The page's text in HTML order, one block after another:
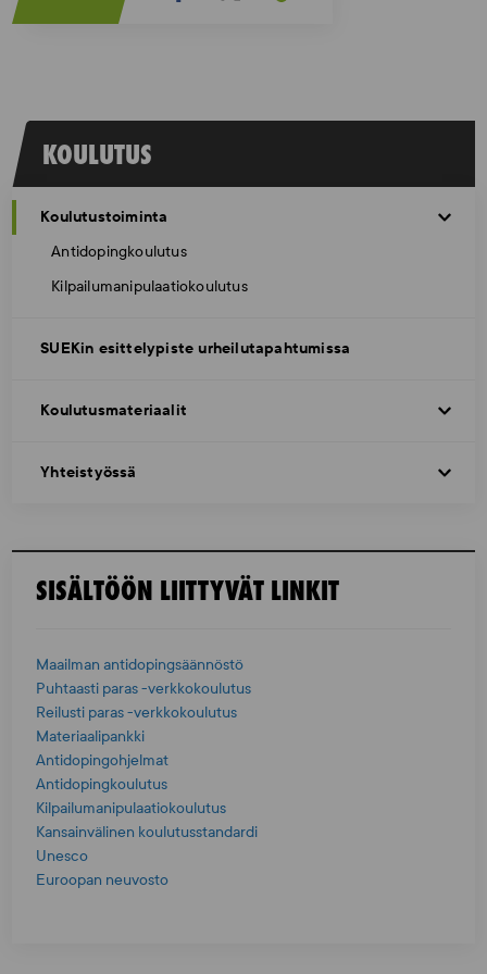
KOULUTUS
Koulutustoiminta
Antidopingkoulutus
Kilpailumanipulaatiokoulutus
SUEKin esittelypiste urheilutapahtumissa
Koulutusmateriaalit
Yhteistyössä
SISÄLTÖÖN LIITTYVÄT LINKIT
Maailman antidopingsäännöstö
Puhtaasti paras -verkkokoulutus
Reilusti paras -verkkokoulutus
Materiaalipankki
Antidopingohjelmat
Antidopingkoulutus
Kilpailumanipulaatiokoulutus
Kansainvälinen koulutusstandardi
Unesco
Euroopan neuvosto